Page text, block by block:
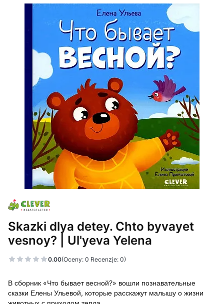
Skazki dlya detey. Chto byvayet
vesnoy? | Ul'yeva Yelena
0.00(Oceny: 0 Recenzje: 0)
В сборник «Что бывает весной?» вошли познавательные
сказки Елены Ульевой, которые расскажут малышу о жизни